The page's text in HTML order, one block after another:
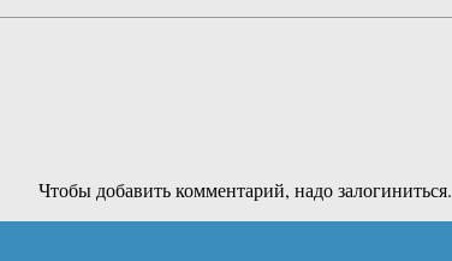
Чтобы добавить комментарий, надо залогиниться.